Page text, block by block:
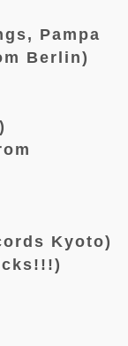
Pampa
Berlin)
Kyoto)